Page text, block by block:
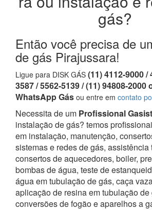
gás?
Então você precisa de
de gás Pirajussara!
Ligue para DISK GÁS (11) 4112-9000 /
3587 / 5562-5139 / (11) 94808-2000
WhatsApp Gás ou entre em contato
Necessita de um Profissional
instalação de gás? temos
em instalação, manutenção,
sistemas e redes de gás, assistência
consertos de aquecedores, boiler,
bombas de água, teste de
água em tubulação de gás, caça
aplicação de resina em tubulação de
conversões de fogão e aparelhos a